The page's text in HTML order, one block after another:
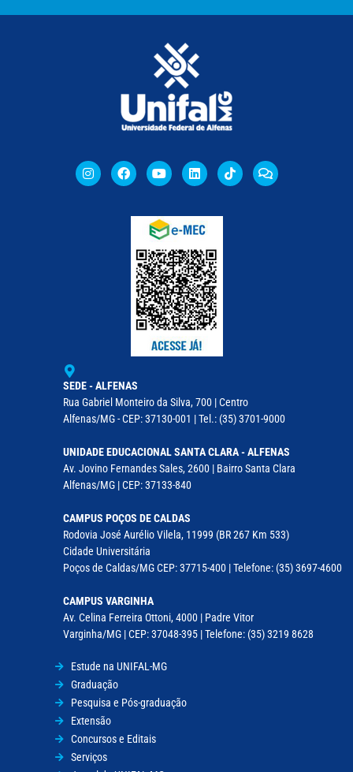
SEDE - ALFENAS
Rua Gabriel Monteiro da Silva, 700 | Centro
Alfenas/MG - CEP: 37130-001 | Tel.: (35) 3701-9000
UNIDADE EDUCACIONAL SANTA CLARA - ALFENAS
Av. Jovino Fernandes Sales, 2600 | Bairro Santa Clara
Alfenas/MG | CEP: 37133-840
CAMPUS POÇOS DE CALDAS
Rodovia José Aurélio Vilela, 11999 (BR 267 Km 533)
Cidade Universitária
Poços de Caldas/MG CEP: 37715-400 | Telefone: (35) 3697-4600
CAMPUS VARGINHA
Av. Celina Ferreira Ottoni, 4000 | Padre Vitor
Varginha/MG | CEP: 37048-395 | Telefone: (35) 3219 8628
Estude na UNIFAL-MG
Graduação
Pesquisa e Pós-graduação
Extensão
Concursos e Editais
Serviços